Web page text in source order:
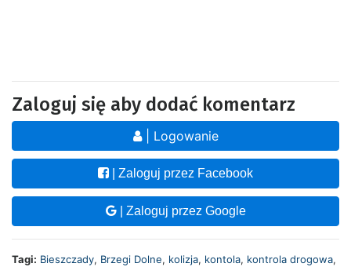
Zaloguj się aby dodać komentarz
| Logowanie
| Zaloguj przez Facebook
| Zaloguj przez Google
Tagi: Bieszczady, Brzegi Dolne, kolizja, kontola, kontrola drogowa,